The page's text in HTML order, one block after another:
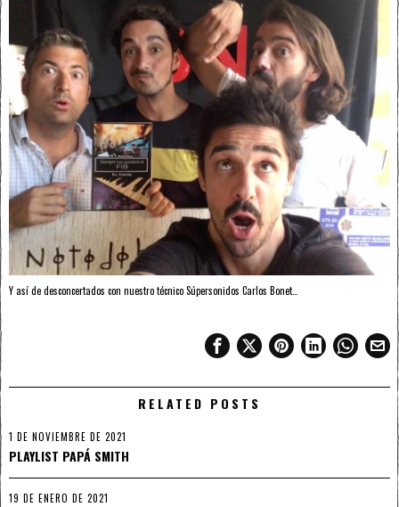
Y así de desconcertados con nuestro técnico Súpersonidos Carlos Bonet…
RELATED POSTS
1 DE NOVIEMBRE DE 2021
PLAYLIST PAPÁ SMITH
19 DE ENERO DE 2021